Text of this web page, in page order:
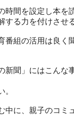
時間を設定し本を
する力を付けさせ
番組の活用は良
新聞」にはこんな
。
中に、親子のコミ